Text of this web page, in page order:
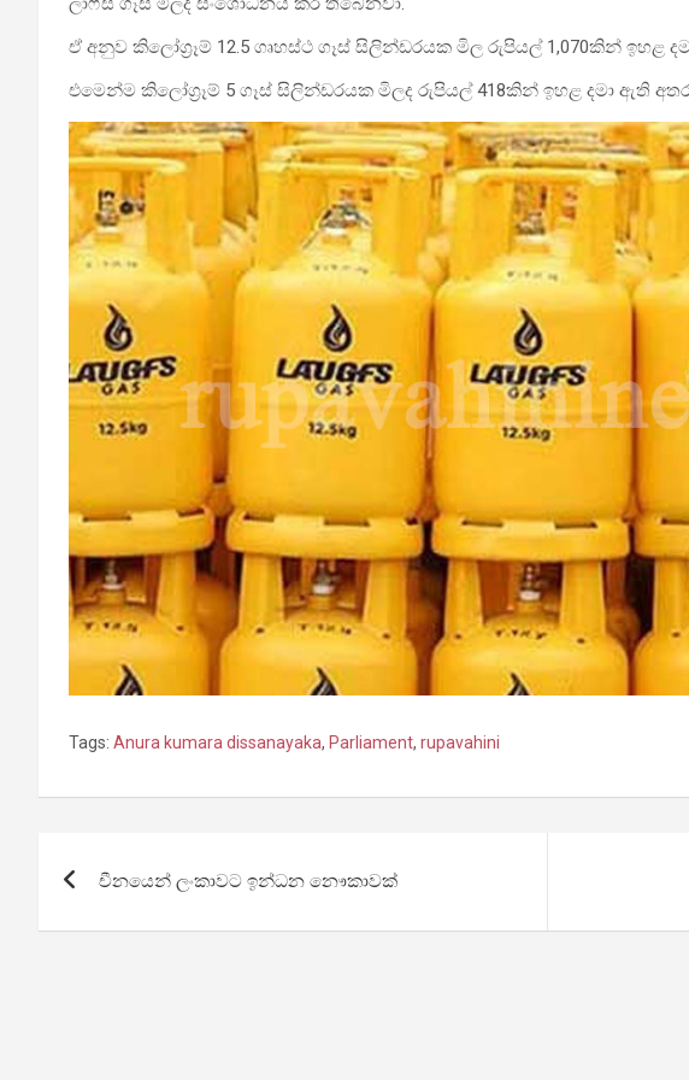
ඒ අනුව කිලෝග්‍රෑම් 12.5 ගෘහස්ථ ගෑස් සිලින්ඩරයක මිල රුපියල් 1,070කින් ඉහළ
එමෙන්ම කිලෝග්‍රෑම් 5 ගෑස් සිලින්ඩරයක මිලද රුපියල් 418කින් ඉහළ දමා ඇති
Tags: Anura kumara dissanayaka, Parliament, rupavahini
navigation
චීනයෙන් ලංකාවට ඉන්ධන නෞකාවක්